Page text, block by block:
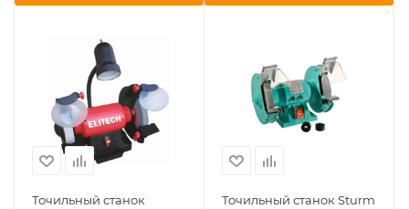
Точильный станок
Точильный станок Sturm